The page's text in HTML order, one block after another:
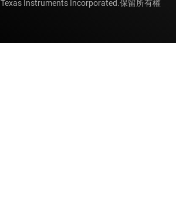
Texas Instruments Incorporated.保留所有權